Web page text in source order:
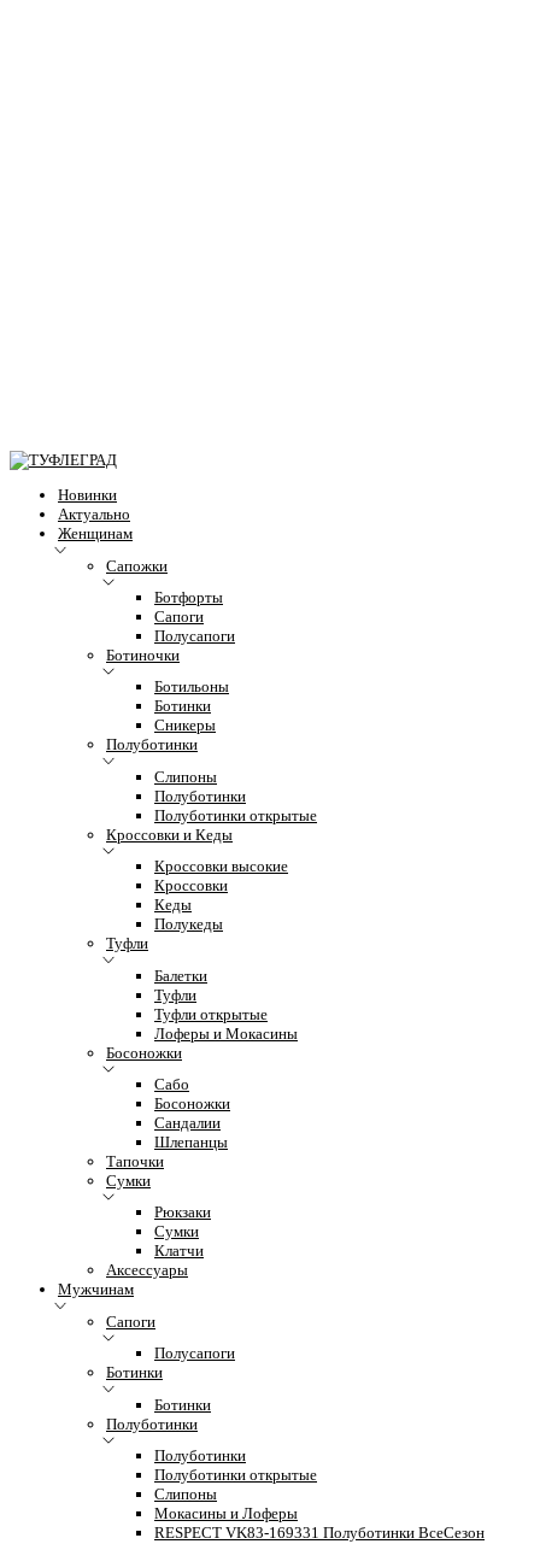
Новинки
Актуально
Женщинам
Сапожки
Ботфорты
Сапоги
Полусапоги
Ботиночки
Ботильоны
Ботинки
Сникеры
Полуботинки
Слипоны
Полуботинки
Полуботинки открытые
Кроссовки и Кеды
Кроссовки высокие
Кроссовки
Кеды
Полукеды
Туфли
Балетки
Туфли
Туфли открытые
Лоферы и Мокасины
Босоножки
Сабо
Босоножки
Сандалии
Шлепанцы
Тапочки
Сумки
Рюкзаки
Сумки
Клатчи
Аксессуары
Мужчинам
Сапоги
Полусапоги
Ботинки
Ботинки
Полуботинки
Полуботинки
Полуботинки открытые
Слипоны
Мокасины и Лоферы
RESPECT VK83-169331 Полуботинки ВсеСезон